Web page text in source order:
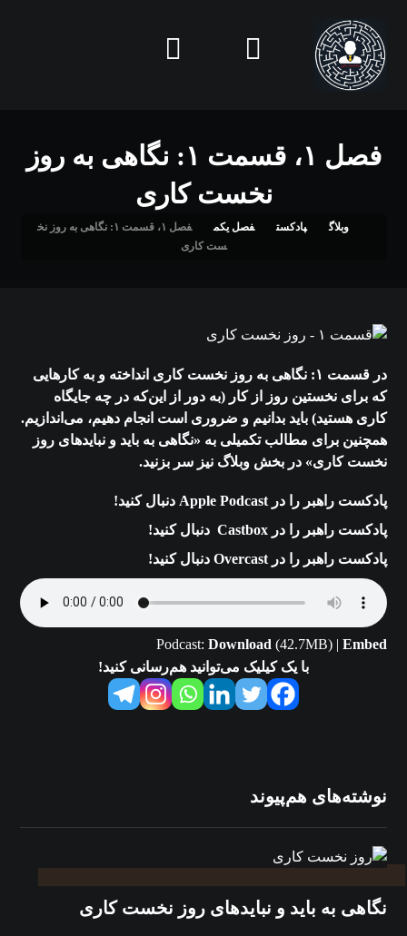
فصل ۱، قسمت ۱: نگاهی به روز
نخست کاری
وبلاگ پادکست فصل یکم
فصل ۱، قسمت ۱: نگاهی به روز نخ
ست کاری
در قسمت ۱: نگاهی به روز نخست کاری انداخته و به کارهایی
که برای نخستین روز از کار (به دور از این‌که در چه جایگاه
کاری هستید) باید بدانیم و ضروری است انجام دهیم، می‌اندازیم.
همچنین برای مطالب تکمیلی به «نگاهی به باید و نبایدهای روز
نخست کاری» در بخش وبلاگ نیز سر بزنید.
پادکست راهبر را در Apple Podcast دنبال کنید!
پادکست راهبر را در Castbox دنبال کنید!
پادکست راهبر را در Overcast دنبال کنید!
Podcast: Download (42.7MB) | Embed
با یک کیلیک می‌توانید هم‌رسانی کنید!
نوشته‌های هم‌پیوند
نگاهی به باید و نبایدهای روز نخست کاری